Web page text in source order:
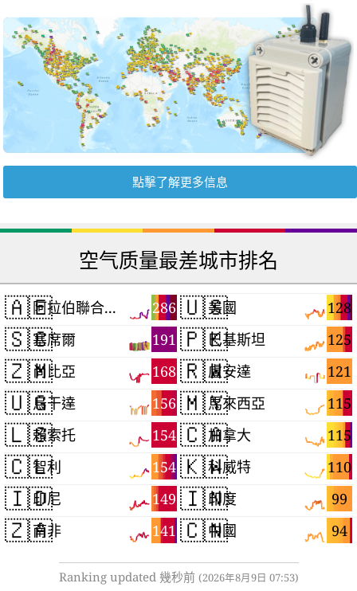
點擊了解更多信息
空气质量最差城市排名
🇦🇪 286
阿拉伯聯合大公國
🇸🇨 191
塞席爾
🇿🇲 168
尚比亞
🇺🇬 156
烏干達
🇱🇸 154
賴索托
🇨🇱 154
智利
🇮🇩 149
印尼
🇿🇦 141
南非
🇺🇸 128
美國
🇵🇰 125
巴基斯坦
🇷🇼 121
盧安達
🇲🇾 115
馬來西亞
🇨🇦 115
加拿大
🇰🇼 110
科威特
🇮🇳 99
印度
🇨🇳 94
中國
Ranking updated 幾秒前 (2026年8月9日 07:53)